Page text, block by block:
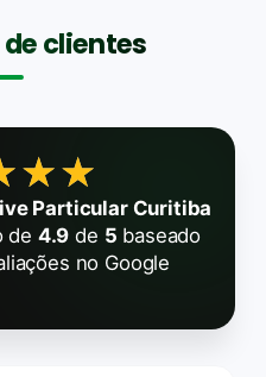
clientes
Particular Curitiba
de 4.9 de 5 baseado
no Google